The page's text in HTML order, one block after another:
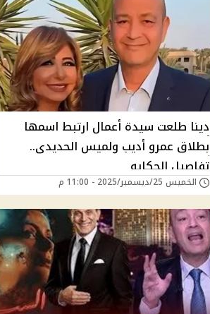
دينا طلعت سيدة أعمال ارتبط اسمها
بطلاق عمرو أديب ولميس الحديدى..
تفاصيل الحكايه
الخميس 25/ديسمبر/2025 - 11:00 م